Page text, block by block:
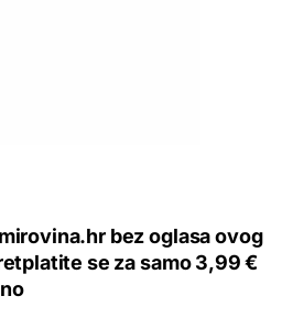
bez oglasa ovog
se za samo 3,99 €